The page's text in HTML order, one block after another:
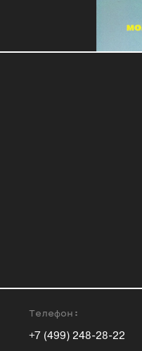
Телефон:
+7 (499) 248-28-22